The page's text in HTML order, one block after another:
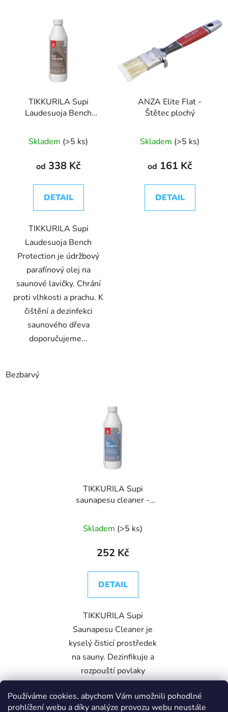
Používáme cookies, abychom Vám umožnili pohodlné
prohlížení webu a díky analýze provozu webu neustále
TIKKURILA Supi
Laudesuoja Bench
olej na saunové lavičky
Skladem (>5 ks)
od 338 Kč
DETAIL
TIKKURILA Supi
Laudesuoja Bench
Protection je údržbový
parafínový olej na
saunové lavičky. Chrání
proti vlhkosti a prachu. K
čištění a dezinfekci
saunového dřeva
doporučujeme...
Bezbarvý
ANZA Elite Flat -
Štětec plochý
Skladem (>5 ks)
od 161 Kč
DETAIL
TIKKURILA Supi
saunapesu cleaner -
sauny
Skladem (>5 ks)
252 Kč
DETAIL
TIKKURILA Supi
Saunapesu Cleaner je
kyselý čisticí prostředek
na sauny. Dezinfikuje a
rozpouští povlaky
vápenných sedimentů v
saunách a vlhkých